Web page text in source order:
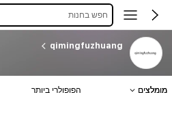
חפש בחנות
qimingfuzhuang
מומלצים הפופולרי ביותר